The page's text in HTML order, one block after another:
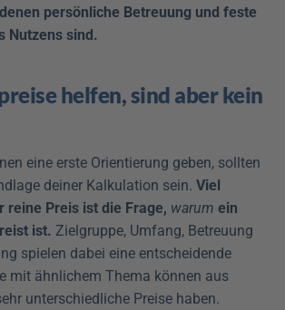
persönliche Betreuung und feste
Nutzens sind.
helfen, sind aber kein
eine erste Orientierung geben, sollten
deiner Kalkulation sein. Viel
reine Preis ist die Frage, warum ein
ist. Zielgruppe, Umfang, Betreuung
spielen dabei eine entscheidende
mit ähnlichem Thema können aus
unterschiedliche Preise haben.